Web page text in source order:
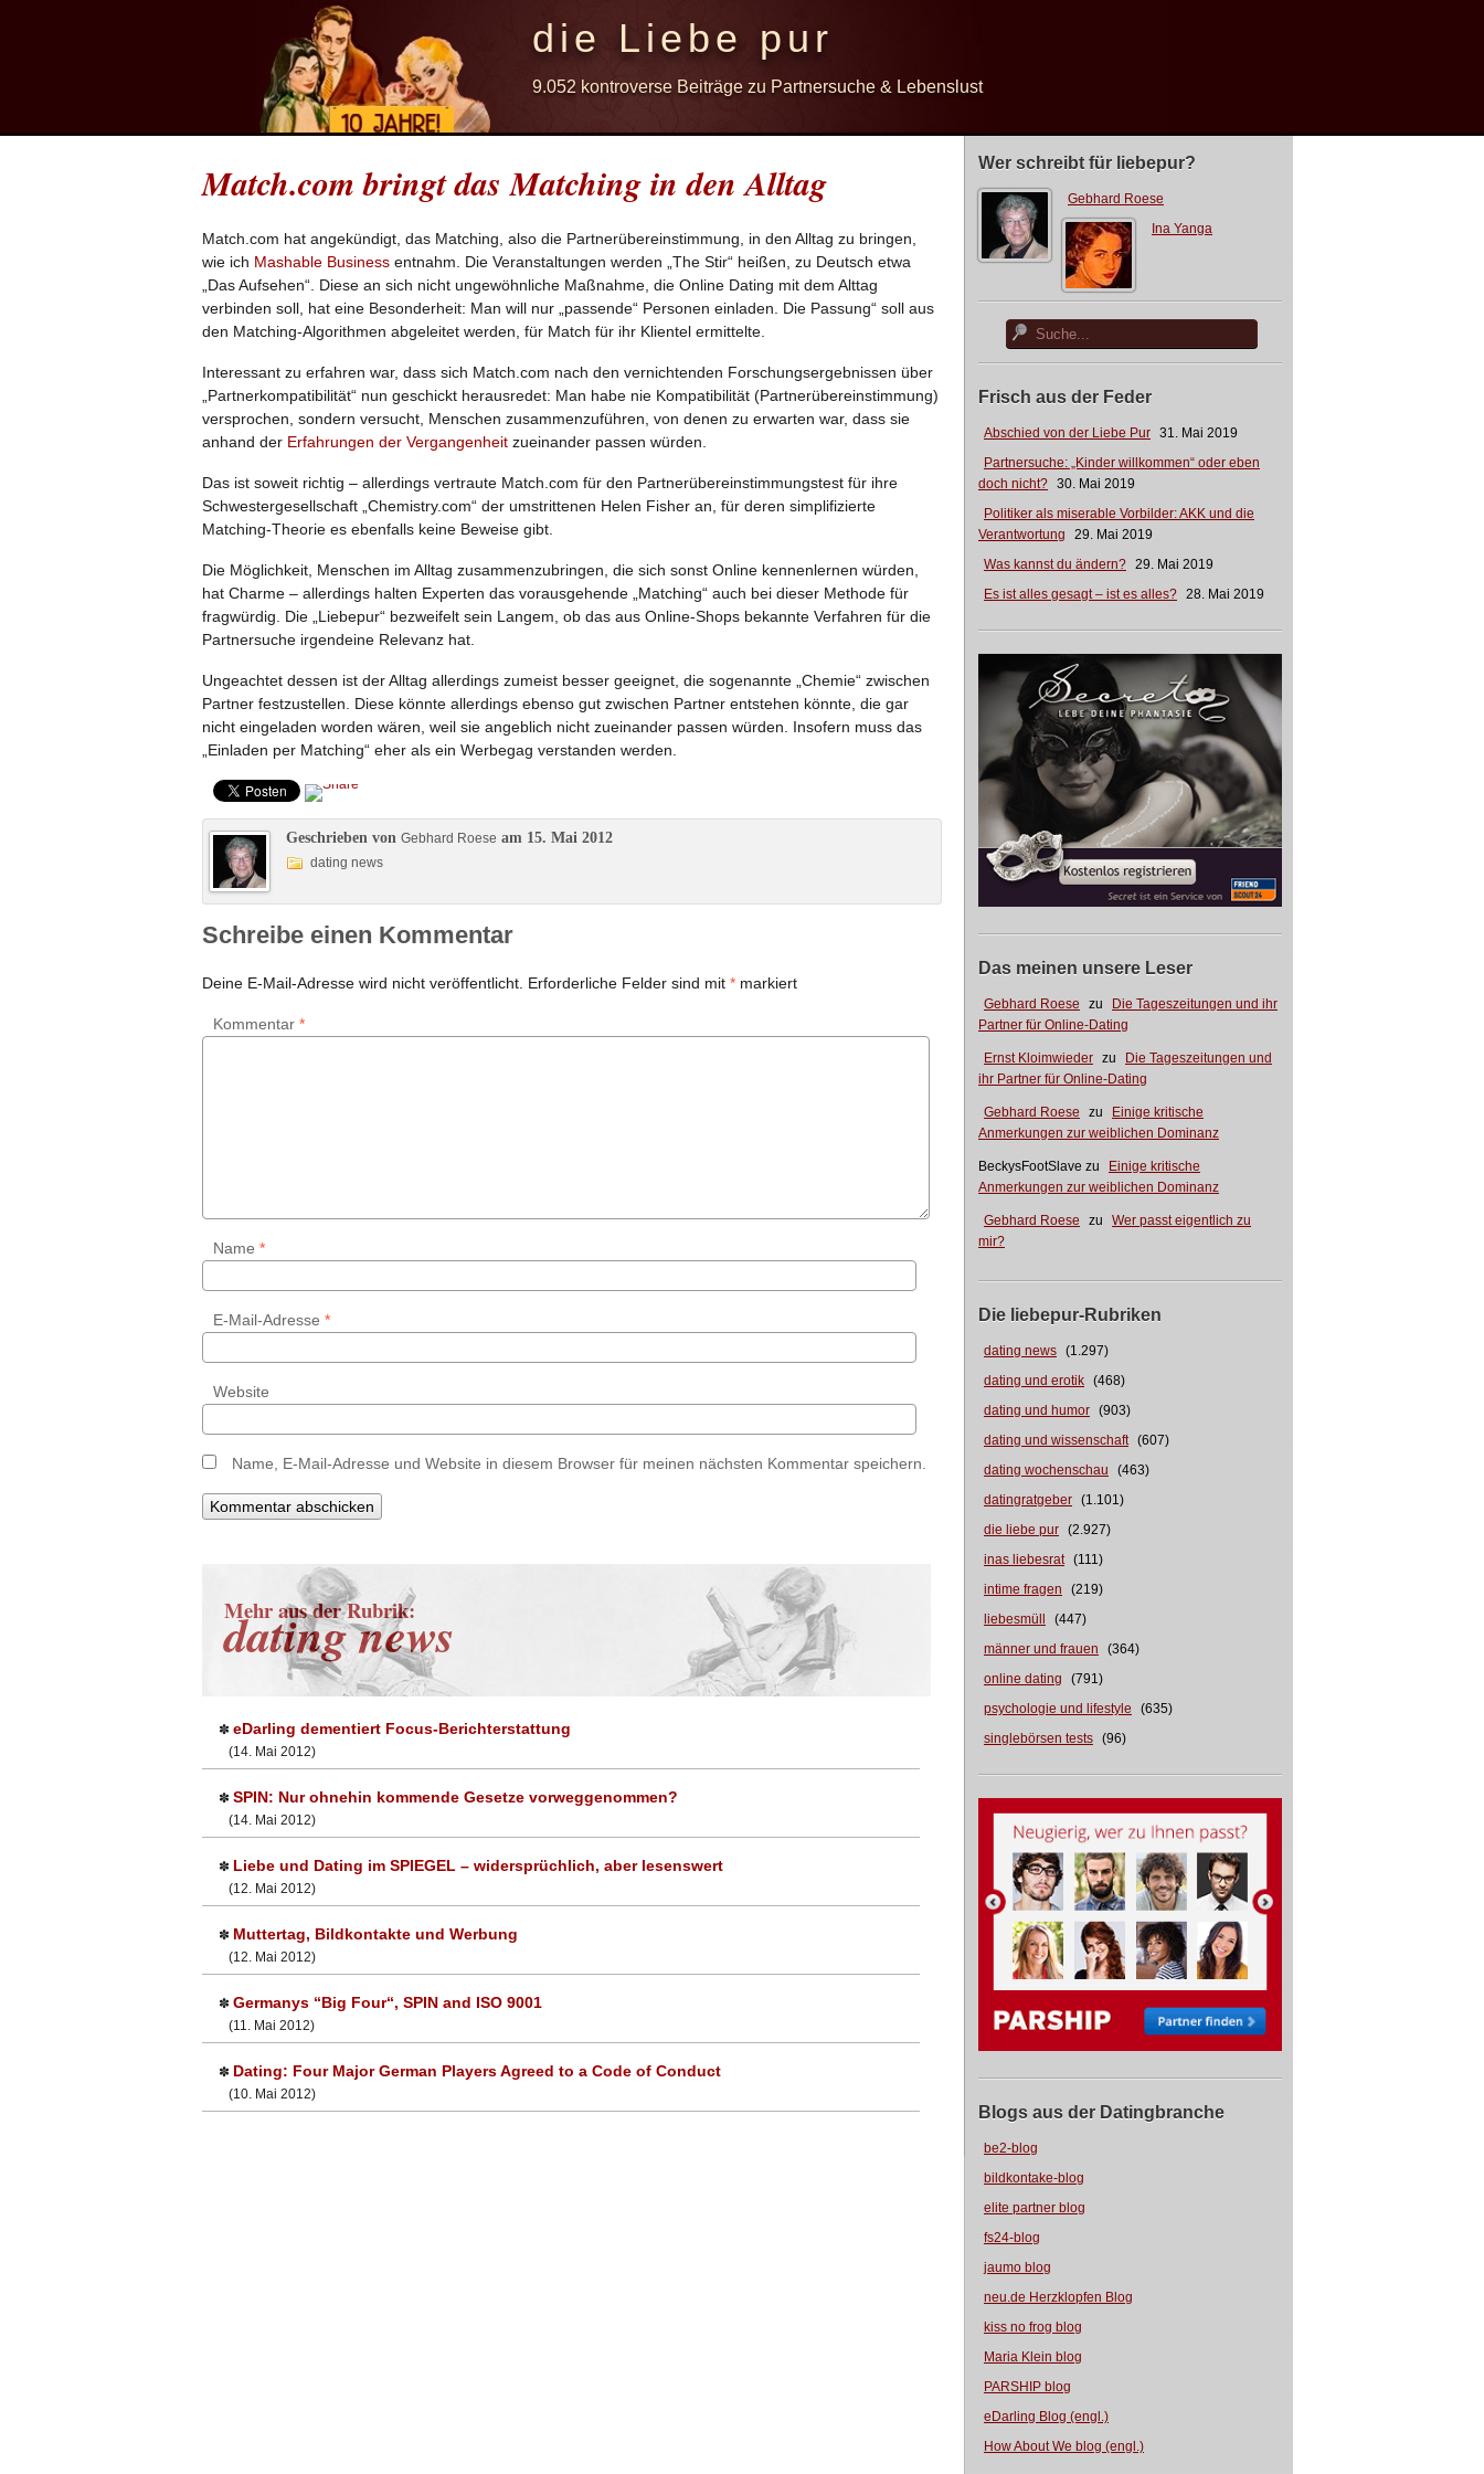
die Liebe pur
9.052 kontroverse Beiträge zu Partnersuche & Lebenslust
Wer schreibt für liebepur?
Gebhard Roese
Ina Yanga
Frisch aus der Feder
Abschied von der Liebe Pur 31. Mai 2019
Partnersuche: „Kinder willkommen“ oder eben
doch nicht? 30. Mai 2019
Politiker als miserable Vorbilder: AKK und die
Verantwortung
29. Mai 2019
Was kannst du ändern? 29. Mai 2019
Es ist alles gesagt – ist es alles? 28. Mai 2019
Das meinen unsere Leser
Gebhard Roese zu
Die Tageszeitungen und ihr
Partner für Online-Dating
Ernst Kloimwieder zu
Die Tageszeitungen und
ihr Partner für Online-Dating
Gebhard Roese zu
Einige kritische
Anmerkungen zur weiblichen Dominanz
BeckysFootSlave zu
Einige kritische
Anmerkungen zur weiblichen Dominanz
Gebhard Roese zu
Wer passt eigentlich zu
mir?
Die liebepur-Rubriken
dating news (1.297)
dating und erotik (468)
dating und humor (903)
dating und wissenschaft (607)
dating wochenschau
(463)
datingratgeber (1.101)
die liebe pur (2.927)
inas liebesrat (111)
intime fragen
(219)
liebesmüll
(447)
männer und frauen
(364)
online dating
(791)
psychologie und lifestyle
(635)
singlebörsen tests (96)
Blogs aus der Datingbranche
be2-blog
bildkontake-blog
elite partner blog
fs24-blog
jaumo blog
neu.de Herzklopfen Blog
kiss no frog blog
Maria Klein blog
PARSHIP blog
eDarling Blog (engl.)
How About We blog (engl.)
Match.com bringt das Matching in den Alltag
Match.com hat angekündigt, das Matching, also die Partnerübereinstimmung, in den Alltag zu bringen,
wie ich Mashable Business entnahm. Die Veranstaltungen werden „The Stir“ heißen, zu Deutsch etwa
„Das Aufsehen“. Diese an sich nicht ungewöhnliche Maßnahme, die Online Dating mit dem Alttag
verbinden soll, hat eine Besonderheit: Man will nur „passende“ Personen einladen. Die Passung“ soll aus
den Matching-Algorithmen abgeleitet werden, für Match für ihr Klientel ermittelte.
Interessant zu erfahren war, dass sich Match.com nach den vernichtenden Forschungsergebnissen über
„Partnerkompatibilität“ nun geschickt herausredet: Man habe nie Kompatibilität (Partnerübereinstimmung)
versprochen, sondern versucht, Menschen zusammenzuführen, von denen zu erwarten war, dass sie
anhand der Erfahrungen der Vergangenheit zueinander passen würden.
Das ist soweit richtig – allerdings vertraute Match.com für den Partnerübereinstimmungstest für ihre
Schwestergesellschaft „Chemistry.com“ der umstrittenen Helen Fisher an, für deren simplifizierte
Matching-Theorie es ebenfalls keine Beweise gibt.
Die Möglichkeit, Menschen im Alltag zusammenzubringen, die sich sonst Online kennenlernen würden,
hat Charme – allerdings halten Experten das vorausgehende „Matching“ auch bei dieser Methode für
fragwürdig. Die „Liebepur“ bezweifelt sein Langem, ob das aus Online-Shops bekannte Verfahren für die
Partnersuche irgendeine Relevanz hat.
Ungeachtet dessen ist der Alltag allerdings zumeist besser geeignet, die sogenannte „Chemie“ zwischen
Partner festzustellen. Diese könnte allerdings ebenso gut zwischen Partner entstehen könnte, die gar
nicht eingeladen worden wären, weil sie angeblich nicht zueinander passen würden. Insofern muss das
„Einladen per Matching“ eher als ein Werbegag verstanden werden.
Geschrieben von Gebhard Roese am 15. Mai 2012
dating news
Schreibe einen Kommentar
Deine E-Mail-Adresse wird nicht veröffentlicht. Erforderliche Felder sind mit * markiert
Kommentar *
Name *
E-Mail-Adresse *
Website
Name, E-Mail-Adresse und Website in diesem Browser für meinen nächsten Kommentar speichern.
Mehr aus der Rubrik:
dating news
✽ eDarling dementiert Focus-Berichterstattung
(14. Mai 2012)
✽ SPIN: Nur ohnehin kommende Gesetze vorweggenommen?
(14. Mai 2012)
✽ Liebe und Dating im SPIEGEL – widersprüchlich, aber lesenswert
(12. Mai 2012)
✽ Muttertag, Bildkontakte und Werbung
(12. Mai 2012)
✽ Germanys “Big Four“, SPIN and ISO 9001
(11. Mai 2012)
✽ Dating: Four Major German Players Agreed to a Code of Conduct
(10. Mai 2012)